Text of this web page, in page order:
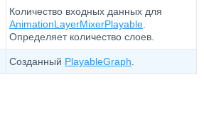
Количество входных данных для
AnimationLayerMixerPlayable
Определяет количество слоев.
Созданный PlayableGraph